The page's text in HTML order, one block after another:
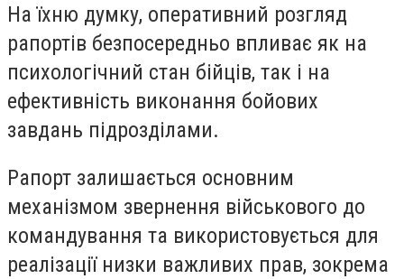
На їхню думку, оперативний розгляд
рапортів безпосередньо впливає як на
психологічний стан бійців, так і на
ефективність виконання бойових
завдань підрозділами.
Рапорт залишається основним
механізмом звернення військового до
командування та використовується для
реалізації низки важливих прав, зокрема